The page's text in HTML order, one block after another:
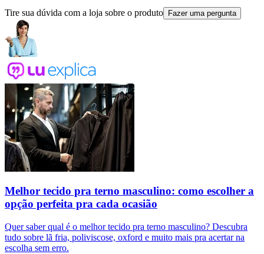
Tire sua dúvida com a loja sobre o produto Fazer uma pergunta
Melhor tecido pra terno masculino: como escolher a
opção perfeita pra cada ocasião
Quer saber qual é o melhor tecido pra terno masculino? Descubra
tudo sobre lã fria, poliviscose, oxford e muito mais pra acertar na
escolha sem erro.